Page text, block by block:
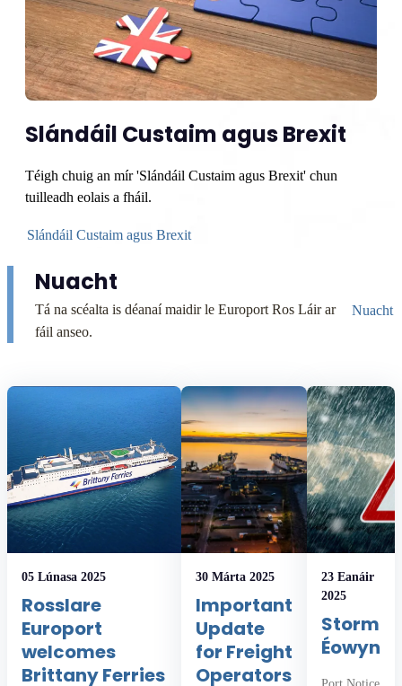
Slándáil Custaim agus Brexit
Téigh chuig an mír 'Slándáil Custaim agus Brexit' chun
tuilleadh eolais a fháil.
Slándáil Custaim agus Brexit
Nuacht
Tá na scéalta is déanaí maidir le Europort Ros Láir ar
fáil anseo.
Nuacht
05 Lúnasa 2025
Rosslare
Europort
welcomes
Brittany Ferries
30 Márta 2025
Important
Update
for Freight
Operators
23 Eanáir
2025
Storm
Éowyn